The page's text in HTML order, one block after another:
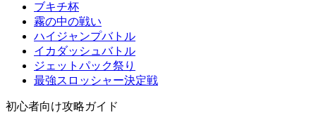
ブキチ杯
霧の中の戦い
ハイジャンプバトル
イカダッシュバトル
ジェットパック祭り
最強スロッシャー決定戦
初心者向け攻略ガイド